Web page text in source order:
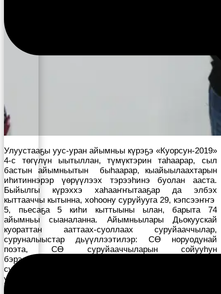
Улуустааҕы уус-уран айымньы күрэҕэ «Куорсун-2019»
4-с төгүлүн ыытыллан, түмүктэрин таһаарар, сыл
бастын айымньытын быһаарар, кыайыылаахтарын
иһитиннэрэр үөрүүлээх тэрээһинэ буолан ааста.
Быйылгы күрэххэ хаһааҥҥытааҕар да элбэх
кыттааччы кытынна, хоһоону суруйууга 29, кэпсээҥҥэ
5, пьесаҕа 5 киһи кыттыыны ылан, барыта 74
айымньы сыаналанна. Айымньылары Дьокуускай
куораттан ааттаах-суоллаах суруйааччылар,
суруналыыстар дьүүллээтилэр: СӨ норуодунай
поэта, СӨ суруйааччыларын сойууһун
бэрэссэдээтэлэ
сурунаал сүрүн эрэдээктэрэ
уус-уран сурунаал кириитикэҕэ салаатын
сэбиэдиссэйэ